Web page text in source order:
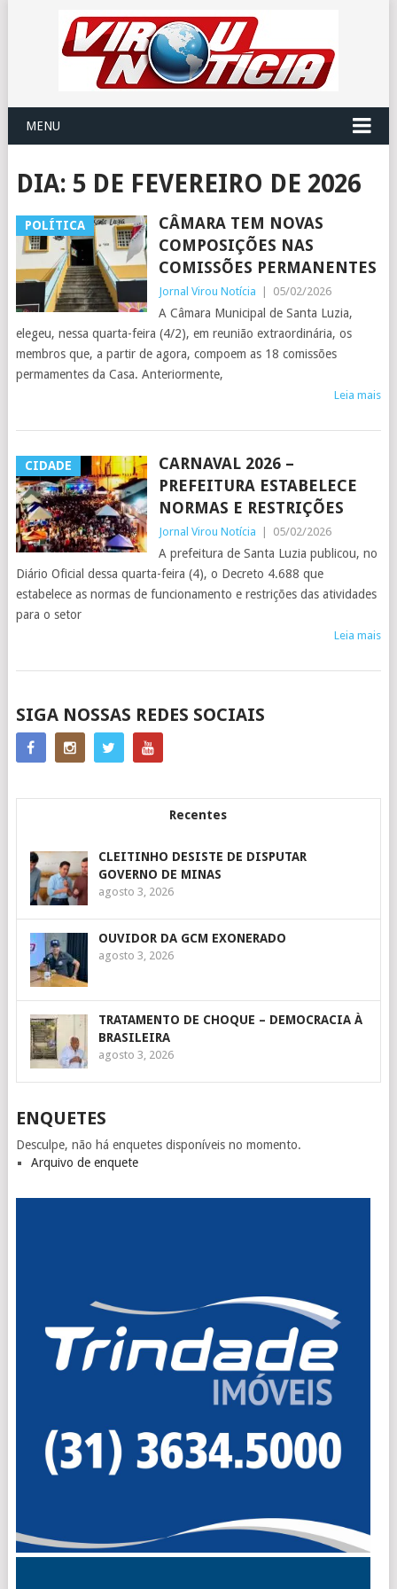
MENU
DIA: 5 DE FEVEREIRO DE 2026
POLÍTICA
CÂMARA TEM NOVAS
COMPOSIÇÕES NAS
COMISSÕES PERMANENTES
Jornal Virou Notícia 05/02/2026
A Câmara Municipal de Santa Luzia,
elegeu, nessa quarta-feira (4/2), em reunião extraordinária, os
membros que, a partir de agora, compoem as 18 comissões
permamentes da Casa. Anteriormente,
Leia mais
CIDADE
CARNAVAL 2026 –
PREFEITURA ESTABELECE
NORMAS E RESTRIÇÕES
Jornal Virou Notícia 05/02/2026
A prefeitura de Santa Luzia publicou, no
Diário Oficial dessa quarta-feira (4), o Decreto 4.688 que
estabelece as normas de funcionamento e restrições das atividades
para o setor
Leia mais
POSTS
NAVIGATION
SIGA NOSSAS REDES SOCIAIS
Recentes
CLEITINHO DESISTE DE DISPUTAR
GOVERNO DE MINAS
agosto 3, 2026
OUVIDOR DA GCM EXONERADO
agosto 3, 2026
TRATAMENTO DE CHOQUE – DEMOCRACIA À
BRASILEIRA
agosto 3, 2026
ENQUETES
Desculpe, não há enquetes disponíveis no momento.
Arquivo de enquete